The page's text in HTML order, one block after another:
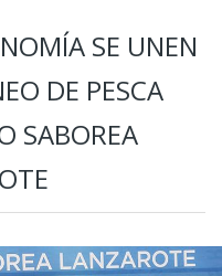
SE UNEN
DE PESCA
SABOREA